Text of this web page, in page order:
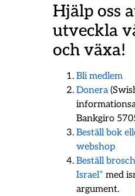
Hjälp oss
utveckla
och växa!
Bli medlem
Donera
Bankgiro
Beställ bok
webshop
Beställ
Israel” med
argument.